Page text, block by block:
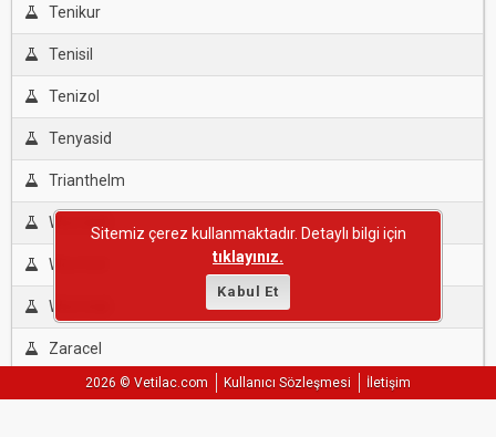
Tenikur
Tenisil
Tenizol
Tenyasid
Trianthelm
Wormkill
Wormnil
Wormtal
Zaracel
2026 © Vetilac.com Kullanıcı Sözleşmesi İletişim
Sitemiz çerez kullanmaktadır. Detaylı bilgi için
tıklayınız.
Kabul Et